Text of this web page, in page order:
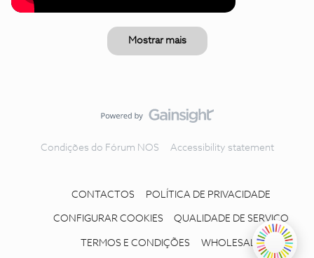
Mostrar mais
Condições do Fórum NOS Accessibility statement
CONTACTOS POLÍTICA DE PRIVACIDADE
CONFIGURAR COOKIES QUALIDADE DE SERVIÇO
TERMOS E CONDIÇÕES WHOLESALE